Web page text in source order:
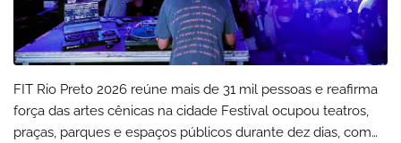
FIT Rio Preto 2026 reúne mais de 31 mil pessoas e reafirma
força das artes cênicas na cidade Festival ocupou teatros,
praças, parques e espaços públicos durante dez dias, com